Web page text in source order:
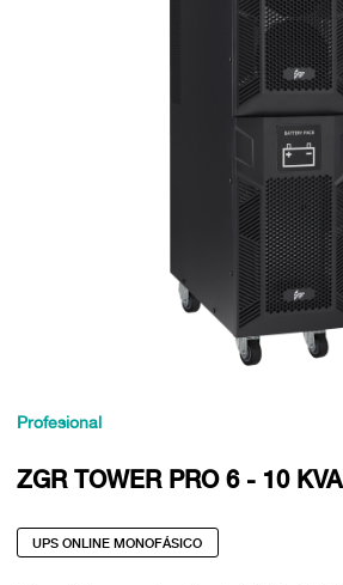
Profesional
ZGR TOWER PRO 6 - 10 KVA
UPS ONLINE MONOFÁSICO